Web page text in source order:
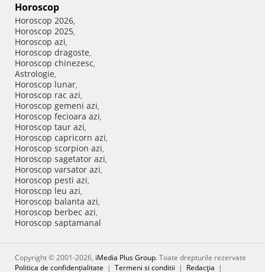
Horoscop
Horoscop 2026,
Horoscop 2025,
Horoscop azi,
Horoscop dragoste,
Horoscop chinezesc,
Astrologie,
Horoscop lunar,
Horoscop rac azi,
Horoscop gemeni azi,
Horoscop fecioara azi,
Horoscop taur azi,
Horoscop capricorn azi,
Horoscop scorpion azi,
Horoscop sagetator azi,
Horoscop varsator azi,
Horoscop pesti azi,
Horoscop leu azi,
Horoscop balanta azi,
Horoscop berbec azi,
Horoscop saptamanal
Copyright © 2001-2026, iMedia Plus Group. Toate drepturile rezervate
Politica de confidențialitate | Termeni si conditii | Redacţia |